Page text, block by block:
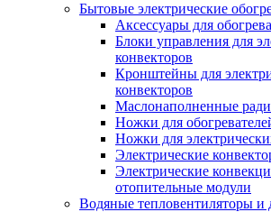
Бытовые электрические
Аксессуары для
Блоки управления для
конвекторов
Кронштейны для
конвекторов
Маслонаполненные
Ножки для
Ножки для
Электрические
Электрические
отопительные модули
Водяные тепловентиляторы и